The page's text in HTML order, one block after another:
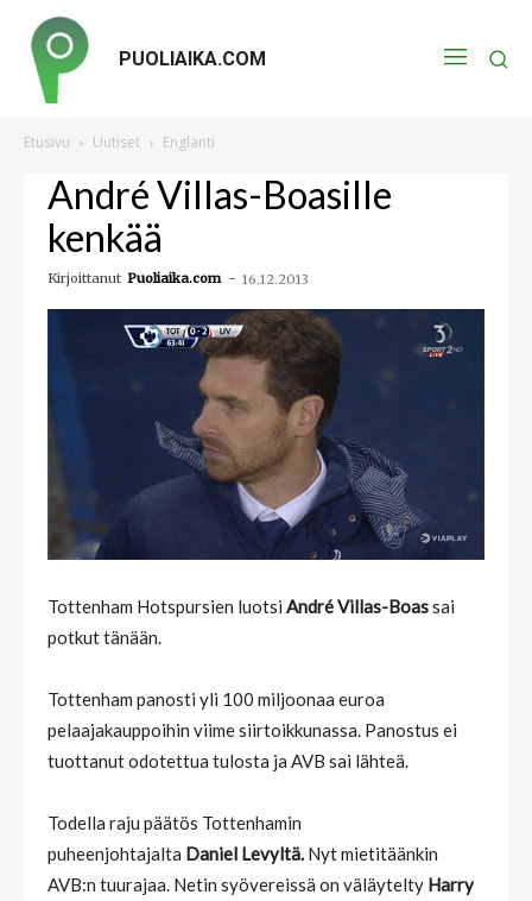
PUOLIAIKA.COM
Etusivu Uutiset Englanti
André Villas-Boasille
kenkää
Kirjoittanut Puoliaika.com - 16.12.2013
Tottenham Hotspursien luotsi André Villas-Boassai
potkut tänään.
Tottenham panosti yli 100 miljoonaa euroa
pelaajakauppoihin viime siirtoikkunassa. Panostus ei
tuottanut odotettua tulosta ja AVB sai lähteä.
Todella raju päätös Tottenhamin
puheenjohtajalta Daniel Levyltä. Nyt mietitäänkin
AVB:n tuurajaa. Netin syövereissä on väläytelty Harry